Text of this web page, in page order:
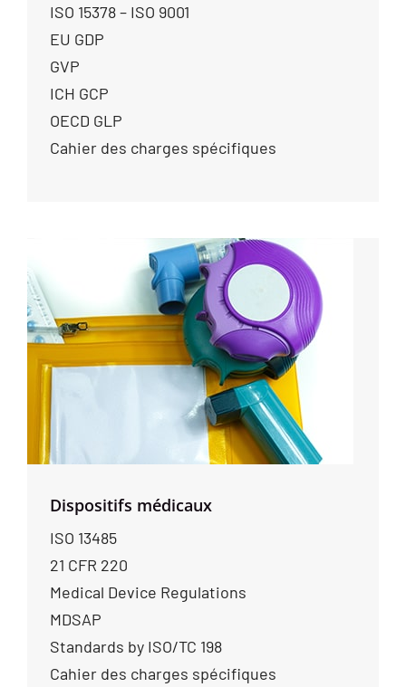
ISO 15378 – ISO 9001
EU GDP
GVP
ICH GCP
OECD GLP
Cahier des charges spécifiques
Dispositifs médicaux
ISO 13485
21 CFR 220
Medical Device Regulations
MDSAP
Standards by ISO/TC 198
Cahier des charges spécifiques